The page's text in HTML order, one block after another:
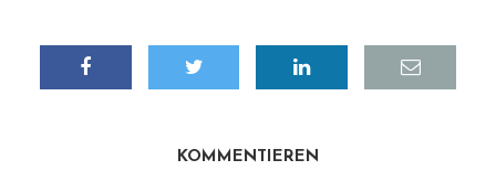
KOMMENTIEREN